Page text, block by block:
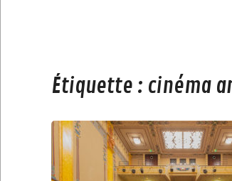
Étiquette : cinéma